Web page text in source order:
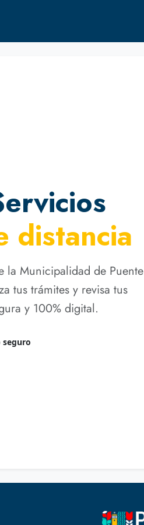
distancia
la Municipalidad de Puente
tus trámites y revisa tus
y 100% digital.
seguro